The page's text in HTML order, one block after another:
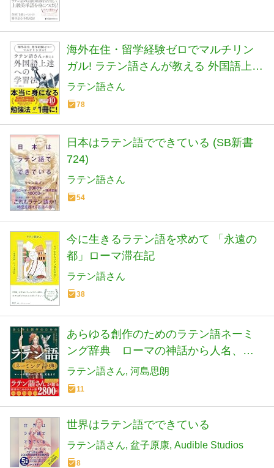
海外在住・留学経験ゼロでマルチリン
ガル! ラテン語さんが教える 外国語上達
への学習法
ラテン語さん
78
日本はラテン語でできている (SB新書
724)
ラテン語さん
54
今に生きるラテン語を求めて 「永遠の
都」ローマ滞在記
ラテン語さん
38
あらゆる創作のためのラテン語ネーミ
ング辞典 ローマの神話から人名、文
化まで
ラテン語さん 河島思朗
11
世界はラテン語でできている
ラテン語さん 盆子原康 Audible Studios
8